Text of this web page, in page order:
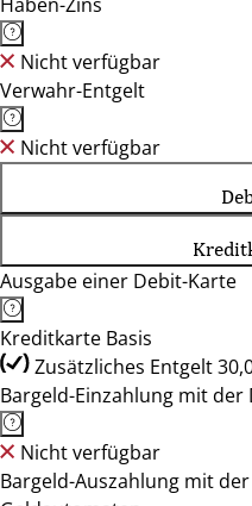
Nicht verfügbar
Verwahr-Entgelt
Nicht verfügbar
Ausgabe einer Debit-Karte
Kreditkarte Basis
Zusätzliches Entgelt
Bargeld-Einzahlung mit
Nicht verfügbar
Bargeld-Auszahlung mit